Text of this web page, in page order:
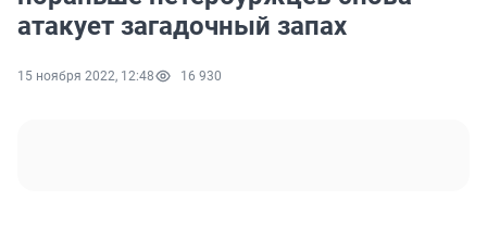
атакует загадочный запах
15 ноября 2022, 12:48 16 930